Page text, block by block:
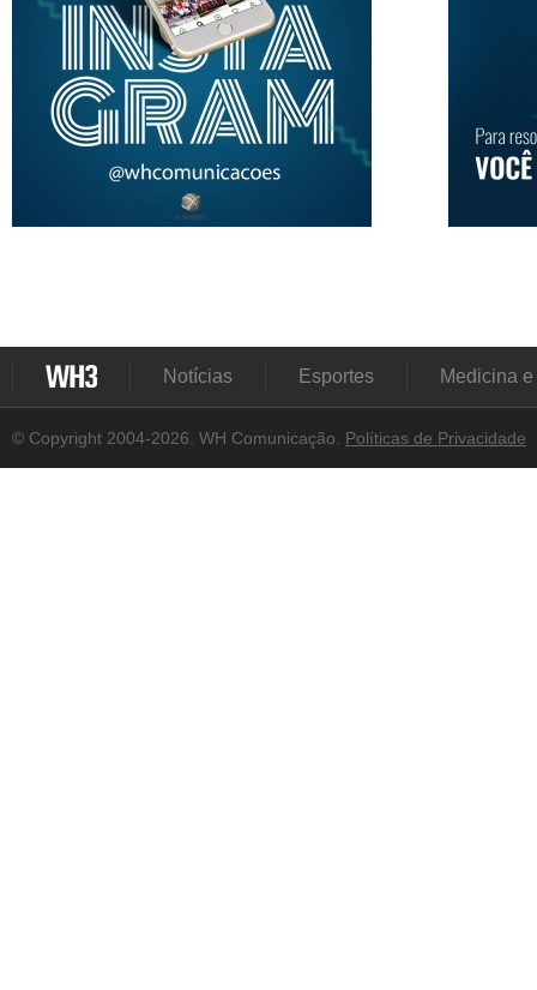
Notícias Esportes Medicina
© Copyright 2004-2026. WH Comunicação. Políticas de Privacidade